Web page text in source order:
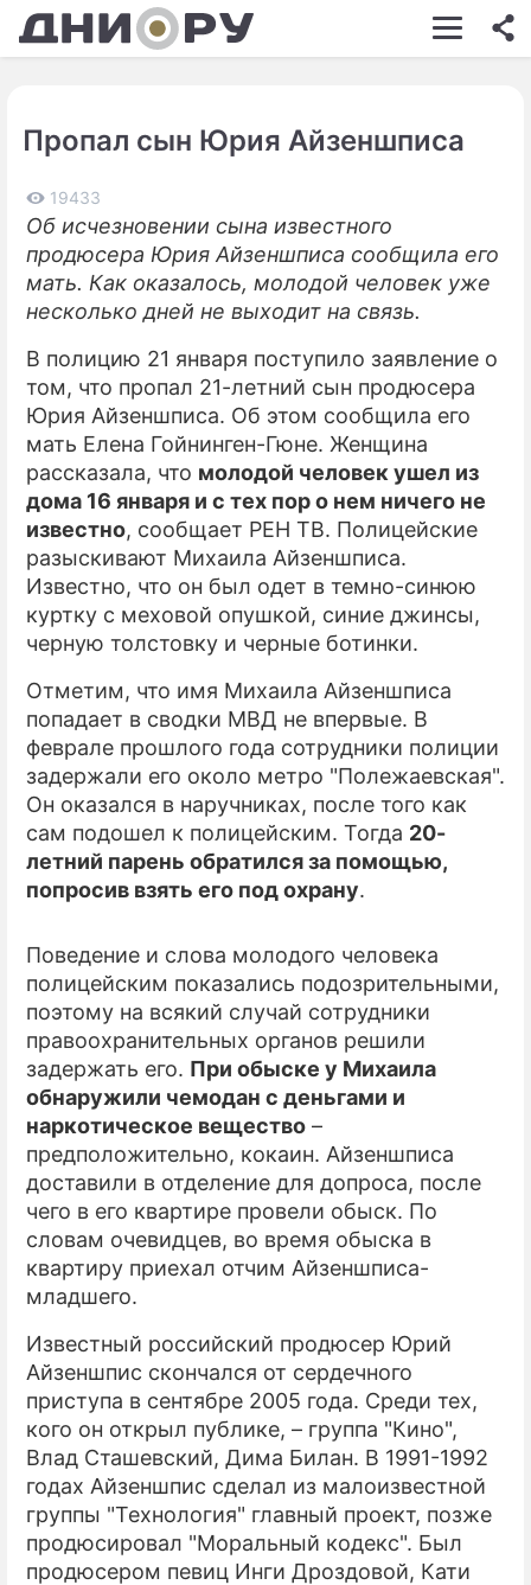
ШОУ-БИЗНЕС
КИНО
ЗДОРОВЬЕ
ЭКОНОМИКА
СОННИК
СТИЛЬ ЖИЗНИ
СЕРИАЛЫ
ИГРЫ
ПРЕСС-РЕЛИЗЫ
О ПРОЕКТЕ
Пропал сын Юрия Айзеншписа
19433
Об исчезновении сына известного
продюсера Юрия Айзеншписа сообщила его
мать. Как оказалось, молодой человек уже
несколько дней не выходит на связь.
В полицию 21 января поступило заявление о
том, что пропал 21-летний сын продюсера
Юрия Айзеншписа. Об этом сообщила его
мать Елена Гойнинген-Гюне. Женщина
рассказала, что молодой человек ушел из
дома 16 января и с тех пор о нем ничего не
известно, сообщает РЕН ТВ. Полицейские
разыскивают Михаила Айзеншписа.
Известно, что он был одет в темно-синюю
куртку с меховой опушкой, синие джинсы,
черную толстовку и черные ботинки.
Отметим, что имя Михаила Айзеншписа
попадает в сводки МВД не впервые. В
феврале прошлого года сотрудники полиции
задержали его около метро "Полежаевская".
Он оказался в наручниках, после того как
сам подошел к полицейским. Тогда 20-
летний парень обратился за помощью,
попросив взять его под охрану.
Поведение и слова молодого человека
полицейским показались подозрительными,
поэтому на всякий случай сотрудники
правоохранительных органов решили
задержать его. При обыске у Михаила
обнаружили чемодан с деньгами и
наркотическое вещество –
предположительно, кокаин. Айзеншписа
доставили в отделение для допроса, после
чего в его квартире провели обыск. По
словам очевидцев, во время обыска в
квартиру приехал отчим Айзеншписа-
младшего.
Известный российский продюсер Юрий
Айзеншпис скончался от сердечного
приступа в сентябре 2005 года. Среди тех,
кого он открыл публике, – группа "Кино",
Влад Сташевский, Дима Билан. В 1991-1992
годах Айзеншпис сделал из малоизвестной
группы "Технология" главный проект, позже
продюсировал "Моральный кодекс". Был
продюсером певиц Инги Дроздовой, Кати